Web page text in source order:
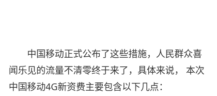
中国移动正式公布了这些措施，人民群众喜
闻乐见的流量不清零终于来了，具体来说， 本次
中国移动4G新资费主要包含以下几点：